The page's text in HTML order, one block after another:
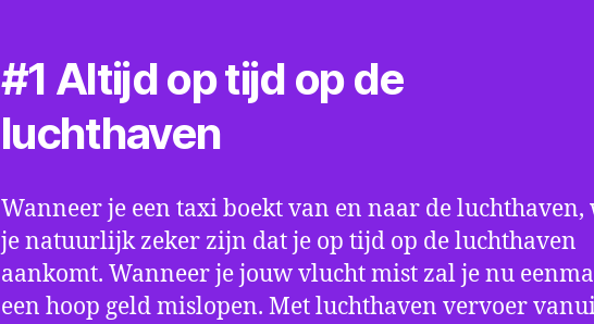
#1 Altijd op tijd op de
luchthaven
Wanneer je een taxi boekt van en naar de
je natuurlijk zeker zijn dat je op tijd op de luchthaven
aankomt. Wanneer je jouw vlucht mist zal je nu
een hoop geld mislopen. Met luchthaven vervoer